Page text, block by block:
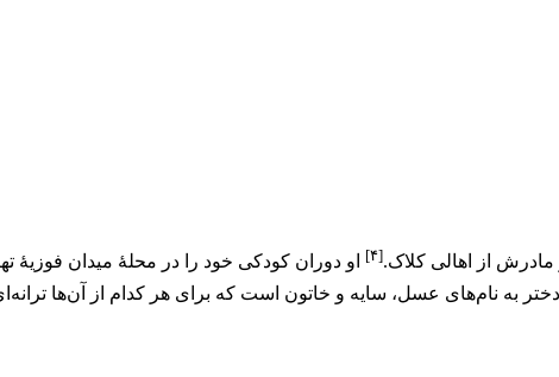
مادرش از اهالی کلاک.[۴] او دوران کودکی خود را در محلهٔ میدان
به نام‌های عسل، سایه و خاتون است که برای هر کدام از آن‌ها